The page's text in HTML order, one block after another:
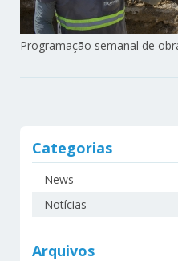
Programação semanal de
Categorias
News
Notícias
Arquivos